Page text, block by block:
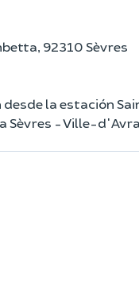
92310 Sèvres
desde la estación
Sèvres - Ville-